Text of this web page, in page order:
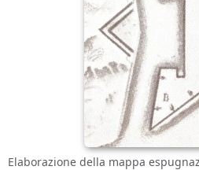
Elaborazione della mappa